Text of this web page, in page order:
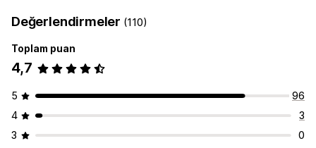
Değerlendirmeler (110)
Toplam puan
4,7
5
96
4
3
3
0